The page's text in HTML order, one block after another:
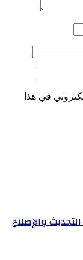
في هذا
والإصلاح